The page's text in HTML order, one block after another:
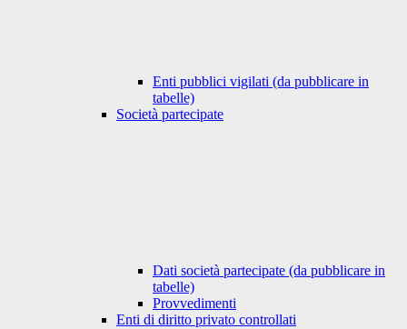
Enti pubblici vigilati (da pubblicare in
tabelle)
Società partecipate
Dati società partecipate (da pubblicare in
tabelle)
Provvedimenti
Enti di diritto privato controllati